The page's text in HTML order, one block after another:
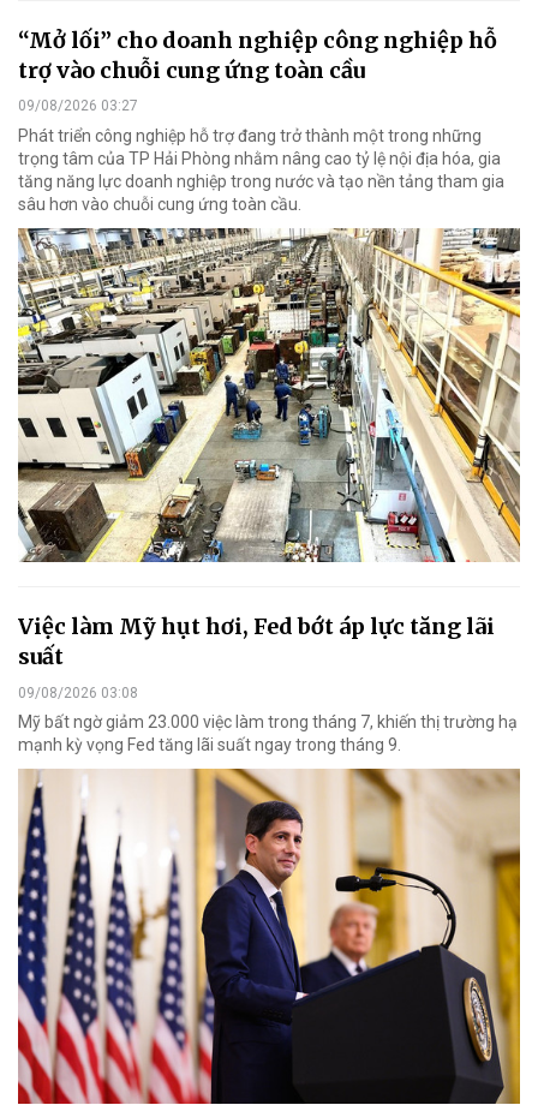
“Mở lối” cho doanh nghiệp công nghiệp hỗ
trợ vào chuỗi cung ứng toàn cầu
09/08/2026 03:27
Phát triển công nghiệp hỗ trợ đang trở thành một trong những
trọng tâm của TP Hải Phòng nhằm nâng cao tỷ lệ nội địa hóa, gia
tăng năng lực doanh nghiệp trong nước và tạo nền tảng tham gia
sâu hơn vào chuỗi cung ứng toàn cầu.
Việc làm Mỹ hụt hơi, Fed bớt áp lực tăng lãi
suất
09/08/2026 03:08
Mỹ bất ngờ giảm 23.000 việc làm trong tháng 7, khiến thị trường hạ
mạnh kỳ vọng Fed tăng lãi suất ngay trong tháng 9.